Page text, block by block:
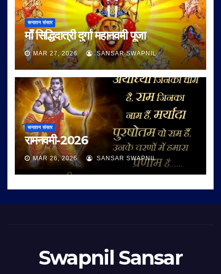
सनातन संसार
माँ सिद्धिदात्री दुर्गा महानवमी पूजा
MAR 27, 2026 SANSAR SWAPNIL
सनातन संसार
रामनवमी-2026
MAR 26, 2026 SANSAR SWAPNIL
Swapnil Sansar